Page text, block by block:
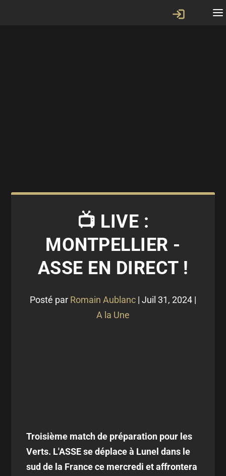
📺 LIVE :
MONTPELLIER -
ASSE EN DIRECT !
Posté par Romain Aublanc | Juil 31, 2024 |
A la Une
Troisième match de préparation pour les
Verts. L'ASSE se déplace à Lunel dans le
sud de la France ce mercredi et affrontera